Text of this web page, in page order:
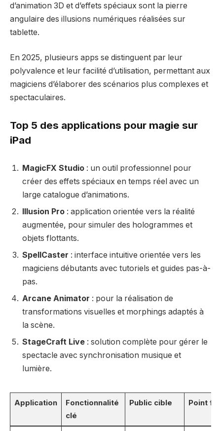
d’animation 3D et d’effets spéciaux sont la pierre
angulaire des illusions numériques réalisées sur
tablette.
En 2025, plusieurs apps se distinguent par leur
polyvalence et leur facilité d’utilisation, permettant aux
magiciens d’élaborer des scénarios plus complexes et
spectaculaires.
Top 5 des applications pour magie sur
iPad
MagicFX Studio : un outil professionnel pour
créer des effets spéciaux en temps réel avec un
large catalogue d’animations.
Illusion Pro : application orientée vers la réalité
augmentée, pour simuler des hologrammes et
objets flottants.
SpellCaster : interface intuitive orientée vers les
magiciens débutants avec tutoriels et guides pas-à-
pas.
Arcane Animator : pour la réalisation de
transformations visuelles et morphings adaptés à
la scène.
StageCraft Live : solution complète pour gérer le
spectacle avec synchronisation musique et
lumière.
Application
Fonctionnalité
clé
Public cible Point